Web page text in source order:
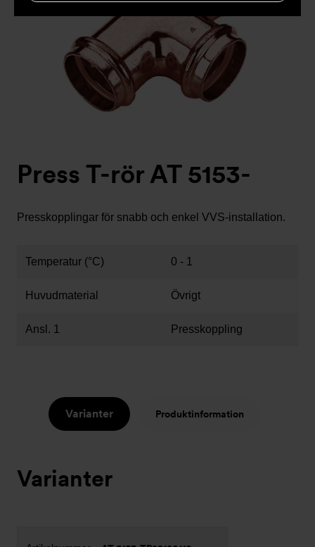
Press T-rör AT 5153-
Presskopplingar för snabb och enkel VVS-installation.
Temperatur (°C) 0 - 1
Huvudmaterial Övrigt
Ansl. 1 Presskoppling
Varianter Produktinformation
Varianter